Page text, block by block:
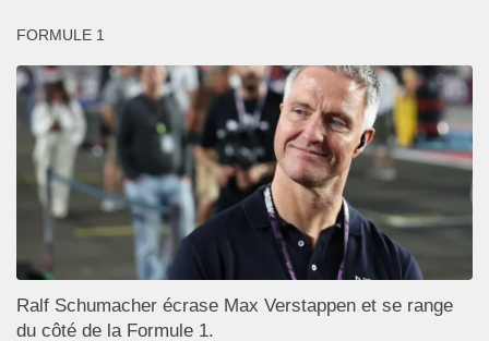
FORMULE 1
Ralf Schumacher écrase Max Verstappen et se range
du côté de la Formule 1.